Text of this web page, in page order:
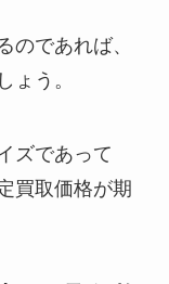
のであれば、
ょう。
ズであって
買取価格が期